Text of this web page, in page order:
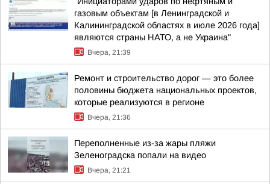
газовым объектам [в Ленинградской и
Калининградской областях в июле 2026 года]
являются страны НАТО, а не Украина"
Вчера, 21:39
Ремонт и строительство дорог — это более
половины бюджета национальных проектов,
которые реализуются в регионе
Вчера, 21:36
Переполненные из-за жары пляжи
Зеленоградска попали на видео
Вчера, 21:21